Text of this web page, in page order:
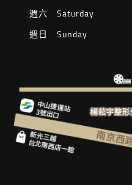
週六 Saturday
週日 Sunday